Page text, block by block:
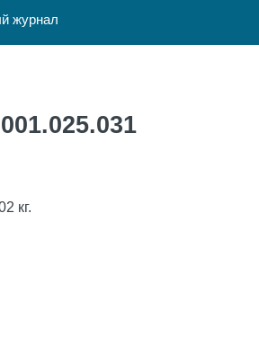
журнал
кг.